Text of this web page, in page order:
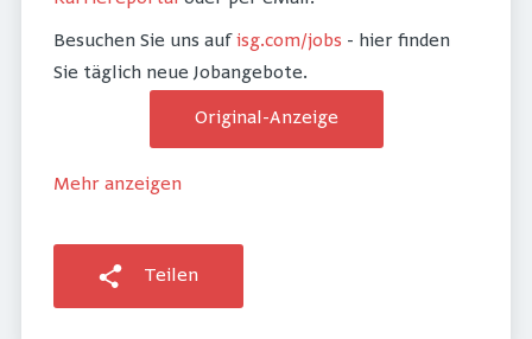
Besuchen Sie uns aufisg.com/jobs - hier finden
Sie täglich neue Jobangebote.
Original-Anzeige
Mehr anzeigen
Teilen